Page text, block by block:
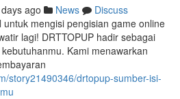
ago News
Discuss
mengisi pengisian game online
lagi! DRTTOPUP hadir sebagai
Kami menawarkan
story21490346/drtopup-sumber-isi-